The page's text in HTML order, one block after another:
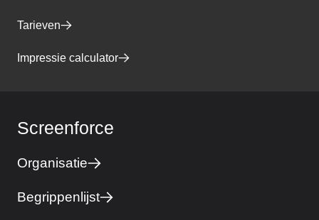
Tarieven
Impressie calculator
Screenforce
Organisatie
Begrippenlijst